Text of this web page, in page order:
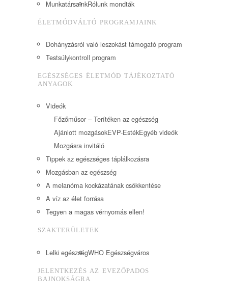
MunkatársainkRólunk mondták
ÉLETMÓDVÁLTÓ PROGRAMJAINK
Dohányzásról való leszokást támogató program
Testsúlykontroll program
EGÉSZSÉGES ÉLETMÓD TÁJÉKOZTATÓ
ANYAGOK
Videók
Főzőműsor – Terítéken az egészség
Ajánlott mozgásokEVP-EstékEgyéb videók
Mozgásra invitáló
Tippek az egészséges táplálkozásra
Mozgásban az egészség
A melanóma kockázatának csökkentése
A víz az élet forrása
Tegyen a magas vérnyomás ellen!
SZAKTERÜLETEK
Lelki egészségWHO Egészségváros
JELENTKEZÉS AZ EVEZŐPADOS
BAJNOKSÁGRA